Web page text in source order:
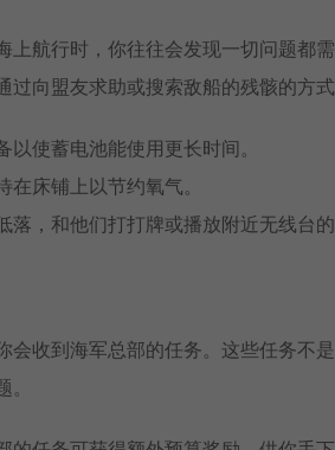
上航行时，你往往会发现一切问题都
过向盟友求助或搜索敌船的残骸的方式
以使蓄电池能使用更长时间。
在床铺上以节约氧气。
落，和他们打打牌或播放附近无线台的
会收到海军总部的任务。这些任务不